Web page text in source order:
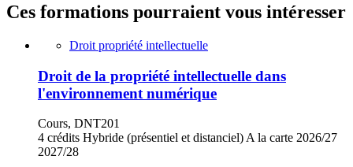
Ces formations pourraient vous intéresser
Droit propriété intellectuelle
Droit de la propriété intellectuelle dans
l'environnement numérique
Cours, DNT201
4 crédits Hybride (présentiel et distanciel) A la carte 2026/27
2027/28